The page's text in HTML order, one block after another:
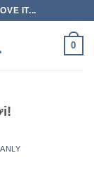
IT...
0